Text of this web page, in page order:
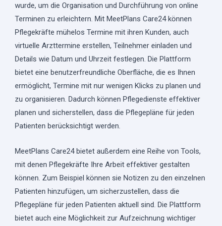
wurde, um die Organisation und Durchführung von online
Terminen zu erleichtern. Mit MeetPlans Care24 können
Pflegekräfte mühelos Termine mit ihren Kunden, auch
virtuelle Arzttermine erstellen, Teilnehmer einladen und
Details wie Datum und Uhrzeit festlegen. Die Plattform
bietet eine benutzerfreundliche Oberfläche, die es Ihnen
ermöglicht, Termine mit nur wenigen Klicks zu planen und
zu organisieren. Dadurch können Pflegedienste effektiver
planen und sicherstellen, dass die Pflegepläne für jeden
Patienten berücksichtigt werden.
MeetPlans Care24 bietet außerdem eine Reihe von Tools,
mit denen Pflegekräfte Ihre Arbeit effektiver gestalten
können. Zum Beispiel können sie Notizen zu den einzelnen
Patienten hinzufügen, um sicherzustellen, dass die
Pflegepläne für jeden Patienten aktuell sind. Die Plattform
bietet auch eine Möglichkeit zur Aufzeichnung wichtiger